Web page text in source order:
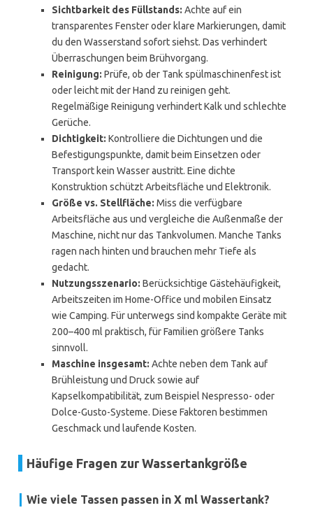
Sichtbarkeit des Füllstands: Achte auf ein
transparentes Fenster oder klare Markierungen, damit
du den Wasserstand sofort siehst. Das verhindert
Überraschungen beim Brühvorgang.
Reinigung: Prüfe, ob der Tank spülmaschinenfest ist
oder leicht mit der Hand zu reinigen geht.
Regelmäßige Reinigung verhindert Kalk und schlechte
Gerüche.
Dichtigkeit: Kontrolliere die Dichtungen und die
Befestigungspunkte, damit beim Einsetzen oder
Transport kein Wasser austritt. Eine dichte
Konstruktion schützt Arbeitsfläche und Elektronik.
Größe vs. Stellfläche: Miss die verfügbare
Arbeitsfläche aus und vergleiche die Außenmaße der
Maschine, nicht nur das Tankvolumen. Manche Tanks
ragen nach hinten und brauchen mehr Tiefe als
gedacht.
Nutzungsszenario: Berücksichtige Gästehäufigkeit,
Arbeitszeiten im Home-Office und mobilen Einsatz
wie Camping. Für unterwegs sind kompakte Geräte mit
200–400 ml praktisch, für Familien größere Tanks
sinnvoll.
Maschine insgesamt: Achte neben dem Tank auf
Brühleistung und Druck sowie auf
Kapselkompatibilität, zum Beispiel Nespresso- oder
Dolce-Gusto-Systeme. Diese Faktoren bestimmen
Geschmack und laufende Kosten.
Häufige Fragen zur Wassertankgröße
Wie viele Tassen passen in X ml Wassertank?